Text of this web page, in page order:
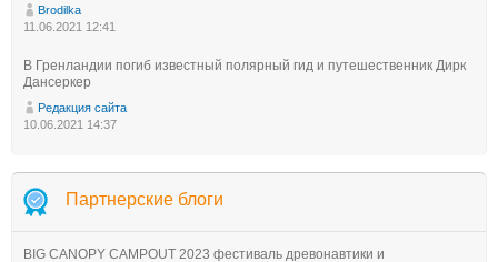
Brodilka
11.06.2021 12:41
В Гренландии погиб известный полярный гид и путешественник Дирк
Дансеркер
Редакция сайта
10.06.2021 14:37
Партнерские блоги
BIG CANOPY CAMPOUT 2023 фестиваль древонавтики и